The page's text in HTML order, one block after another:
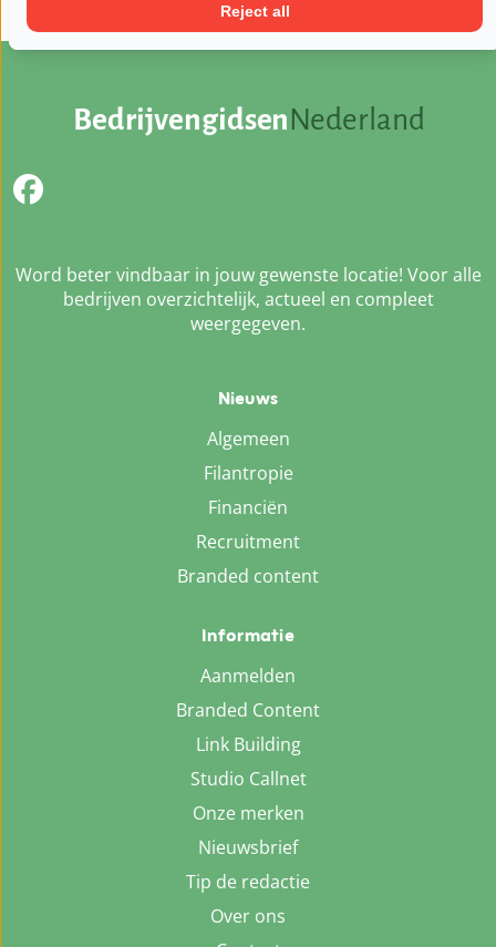
BedrijvengidsenNederland
Word beter vindbaar in jouw gewenste locatie! Voor alle
bedrijven overzichtelijk, actueel en compleet
weergegeven.
Nieuws
Algemeen
Filantropie
Financiën
Recruitment
Branded content
Informatie
Aanmelden
Branded Content
Link Building
Studio Callnet
Onze merken
Nieuwsbrief
Tip de redactie
Over ons
Reject all